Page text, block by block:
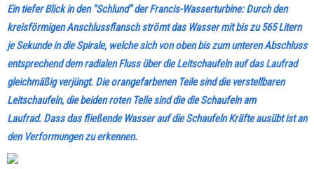
Ein tiefer Blick in den "Schlund" der Francis-Wasserturbine: Durch den
kreisförmigen Anschlussflansch strömt das Wasser mit bis zu 565 Litern
je Sekunde in die Spirale, welche sich von oben bis zum unteren Abschluss
entsprechend dem radialen Fluss über die Leitschaufeln auf das Laufrad
gleichmäßig verjüngt. Die orangefarbenen Teile sind die verstellbaren
Leitschaufeln, die beiden roten Teile sind die die Schaufeln am
Laufrad. Dass das fließende Wasser auf die Schaufeln Kräfte ausübt ist an
den Verformungen zu erkennen.